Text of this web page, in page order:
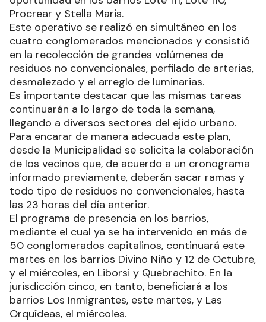
Procrear y Stella Maris.
Este operativo se realizó en simultáneo en los
cuatro conglomerados mencionados y consistió
en la recolección de grandes volúmenes de
residuos no convencionales, perfilado de arterias,
desmalezado y el arreglo de luminarias.
Es importante destacar que las mismas tareas
continuarán a lo largo de toda la semana,
llegando a diversos sectores del ejido urbano.
Para encarar de manera adecuada este plan,
desde la Municipalidad se solicita la colaboración
de los vecinos que, de acuerdo a un cronograma
informado previamente, deberán sacar ramas y
todo tipo de residuos no convencionales, hasta
las 23 horas del día anterior.
El programa de presencia en los barrios,
mediante el cual ya se ha intervenido en más de
50 conglomerados capitalinos, continuará este
martes en los barrios Divino Niño y 12 de Octubre,
y el miércoles, en Liborsi y Quebrachito. En la
jurisdicción cinco, en tanto, beneficiará a los
barrios Los Inmigrantes, este martes, y Las
Orquídeas, el miércoles.